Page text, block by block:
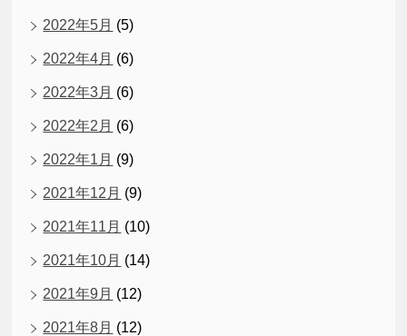
2022年5月 (5)
2022年4月 (6)
2022年3月 (6)
2022年2月 (6)
2022年1月 (9)
2021年12月 (9)
2021年11月 (10)
2021年10月 (14)
2021年9月 (12)
2021年8月 (12)